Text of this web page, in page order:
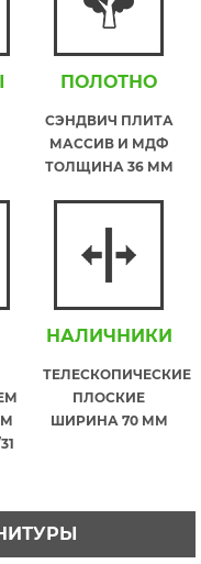
ПОЛОТНО
СЭНДВИЧ ПЛИТА
МАССИВ И МДФ
ТОЛЩИНА 36 ММ
НАЛИЧНИКИ
ТЕЛЕСКОПИЧЕСКИЕ
ПЛОСКИЕ
ШИРИНА 70 ММ